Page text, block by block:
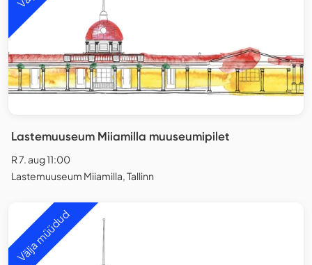
Lastemuuseum Miiamilla muuseumipilet
R 7. aug 11:00
Lastemuuseum Miiamilla, Tallinn
Välja müüdud